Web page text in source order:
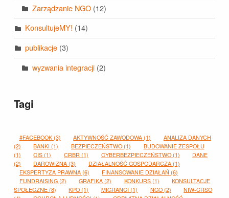
Zarządzanie NGO (12)
KonsultujeMY! (14)
publikacje(3)
wyzwania integracji (2)
Tagi
#FACEBOOK(3) AKTYWNOŚĆ ZAWODOWA (1)
ANALIZA DANYCH
(2)
BANKI (1) BEZPIECZEŃSTWO (1)
BUDOWANIE ZESPOŁU
(1)
CIS (1) CRBR (1) CYBERBEZPIECZEŃSTWO(1)
DANE
(2)
DAROWIZNA (3) DZIAŁALNOŚĆ GOSPODARCZA (1)
EKSPERTYZA PRAWNA(6) FINANSOWANIE DZIAŁAŃ (6)
FUNDRAISING(2) GRAFIKA (2) KONKURS(1)
KONSULTACJE
SPOŁECZNE(8) KPO (1) MIGRANCI (1) NGO(2)
NIW-CRSO